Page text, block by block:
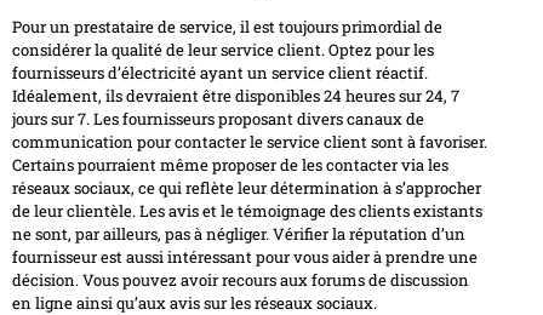
Pour un prestataire de service, il est toujours primordial de
considérer la qualité de leur service client. Optez pour les
fournisseurs d’électricité ayant un service client réactif.
Idéalement, ils devraient être disponibles 24 heures sur 24, 7
jours sur 7. Les fournisseurs proposant divers canaux de
communication pour contacter le service client sont à favoriser.
Certains pourraient même proposer de les contacter via les
réseaux sociaux, ce qui reflète leur détermination à s’approcher
de leur clientèle. Les avis et le témoignage des clients existants
ne sont, par ailleurs, pas à négliger. Vérifier la réputation d’un
fournisseur est aussi intéressant pour vous aider à prendre une
décision. Vous pouvez avoir recours aux forums de discussion
en ligne ainsi qu’aux avis sur les réseaux sociaux.